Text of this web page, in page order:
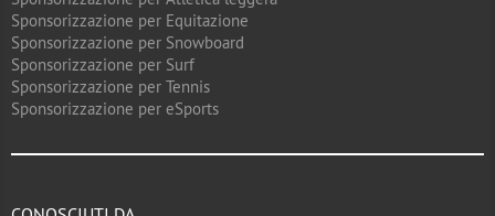
Sponsorizzazione per Equitazione
Sponsorizzazione per Snowboard
Sponsorizzazione per Surf
Sponsorizzazione per Tennis
Sponsorizzazione per eSports